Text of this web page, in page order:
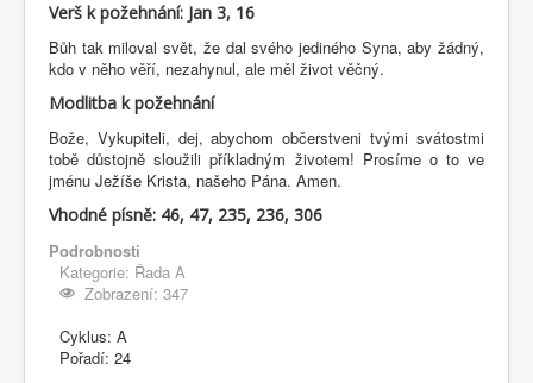
Verš k požehnání: Jan 3, 16
Bůh tak miloval svět, že dal svého jediného Syna, aby žádný,
kdo v něho věří, nezahynul, ale měl život věčný.
Modlitba k požehnání
Bože, Vykupiteli, dej, abychom občerstveni tvými svátostmi
tobě důstojně sloužili příkladným životem! Prosíme o to ve
jménu Ježíše Krista, našeho Pána. Amen.
Vhodné písně: 46, 47, 235, 236, 306
Podrobnosti
Kategorie: Řada A
Zobrazení: 347
Cyklus: A
Pořadí: 24